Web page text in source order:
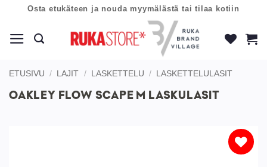
content
Osta etukäteen ja nouda myymälästä tai tilaa kotiin
ETUSIVU / LAJIT / LASKETTELU / LASKETTELULASIT
OAKLEY FLOW SCAPE M LASKULASIT